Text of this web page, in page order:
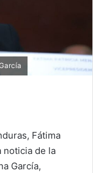
Fátima
noticia de la
García,